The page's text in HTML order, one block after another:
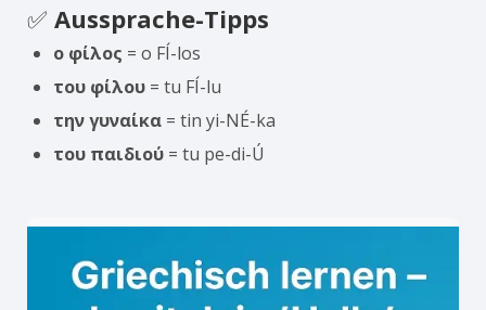
✅ Aussprache-Tipps
ο φίλος = o FÍ-los
του φίλου = tu FÍ-lu
την γυναίκα = tin yi-NÉ-ka
του παιδιού = tu pe-di-Ú